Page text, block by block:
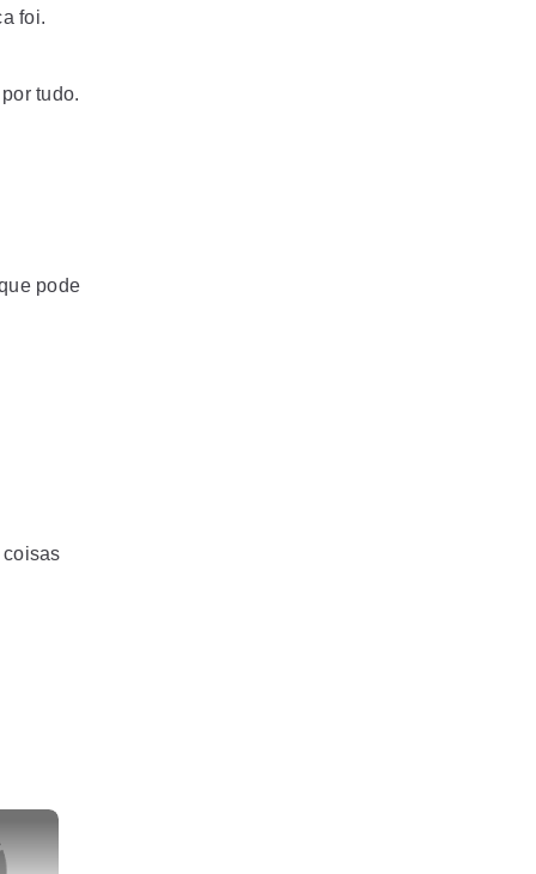
foi.
tudo.
pode